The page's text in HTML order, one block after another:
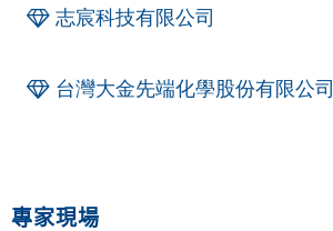
志宸科技有限公司
台灣大金先端化學股份有限公司
專家現場